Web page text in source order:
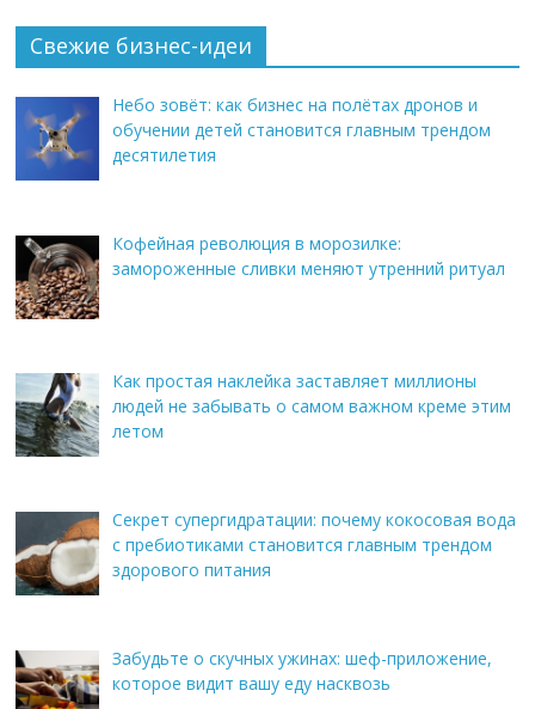
Свежие бизнес-идеи
Небо зовёт: как бизнес на полётах дронов и
обучении детей становится главным трендом
десятилетия
Кофейная революция в морозилке:
замороженные сливки меняют утренний ритуал
Как простая наклейка заставляет миллионы
людей не забывать о самом важном креме этим
летом
Секрет супергидратации: почему кокосовая вода
с пребиотиками становится главным трендом
здорового питания
Забудьте о скучных ужинах: шеф-приложение,
которое видит вашу еду насквозь